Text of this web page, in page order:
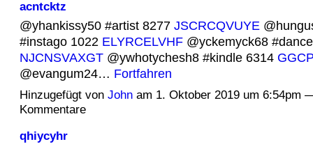
acntcktz
@yhankissy50 #artist 8277 JSCRCQVUYE
#instago 1022 ELYRCELVHF@yckemyck68
NJCNSVAXGT@ywhotychesh8 #kindle 6314
@evangum24… Fortfahren
Hinzugefügt von Johnam 1. Oktober 2019 um 6:54pm
Kommentare
qhiycyhr